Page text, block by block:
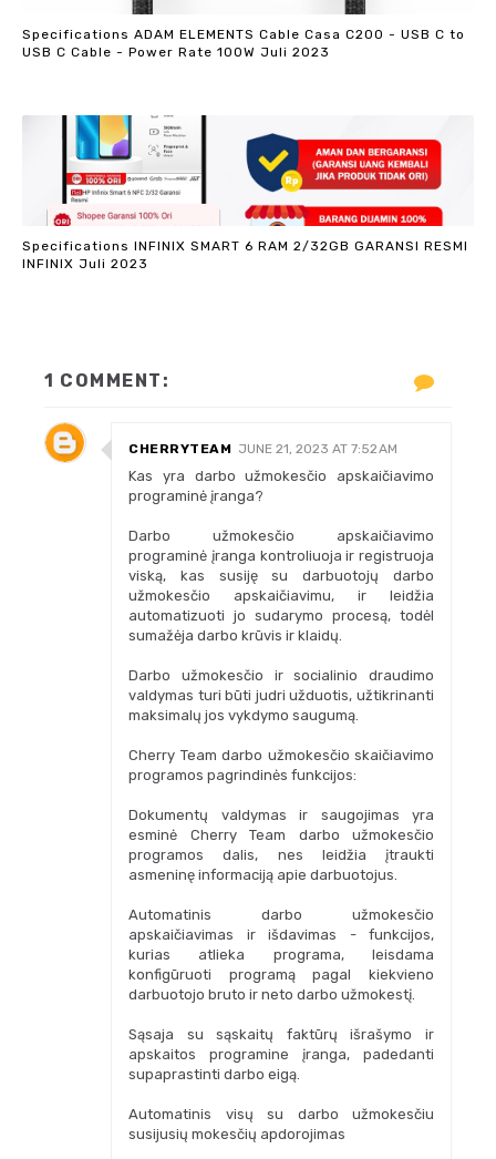
Specifications ADAM ELEMENTS Cable Casa C200 - USB C to
USB C Cable - Power Rate 100W Juli 2023
Specifications INFINIX SMART 6 RAM 2/32GB GARANSI RESMI
INFINIX Juli 2023
1 COMMENT:
CHERRYTEAM JUNE 21, 2023 AT 7:52 AM
Kas yra darbo užmokesčio apskaičiavimo
programinė įranga?
Darbo užmokesčio apskaičiavimo
programinė įranga kontroliuoja ir registruoja
viską, kas susiję su darbuotojų darbo
užmokesčio apskaičiavimu, ir leidžia
automatizuoti jo sudarymo procesą, todėl
sumažėja darbo krūvis ir klaidų.
Darbo užmokesčio ir socialinio draudimo
valdymas turi būti judri užduotis, užtikrinanti
maksimalų jos vykdymo saugumą.
Cherry Team darbo užmokesčio skaičiavimo
programos pagrindinės funkcijos:
Dokumentų valdymas ir saugojimas yra
esminė Cherry Team darbo užmokesčio
programos dalis, nes leidžia įtraukti
asmeninę informaciją apie darbuotojus.
Automatinis darbo užmokesčio
apskaičiavimas ir išdavimas - funkcijos,
kurias atlieka programa, leisdama
konfigūruoti programą pagal kiekvieno
darbuotojo bruto ir neto darbo užmokestį.
Sąsaja su sąskaitų faktūrų išrašymo ir
apskaitos programine įranga, padedanti
supaprastinti darbo eigą.
Automatinis visų su darbo užmokesčiu
susijusių mokesčių apdorojimas